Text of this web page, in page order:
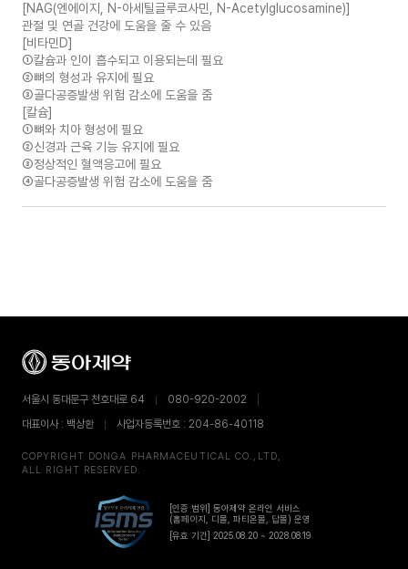
[NAG(엔에이지, N-아세틸글루코사민, N-Acetylglucosamine)]
관절 및 연골 건강에 도움을 줄 수 있음
[비타민D]
①칼슘과 인이 흡수되고 이용되는데 필요
②뼈의 형성과 유지에 필요
③골다공증발생 위험 감소에 도움을 줌
[칼슘]
①뼈와 치아 형성에 필요
②신경과 근육 기능 유지에 필요
③정상적인 혈액응고에 필요
④골다공증발생 위험 감소에 도움을 줌
서울시 동대문구 천호대로 64
080-920-2002
대표이사 : 백상환
사업자등록번호 : 204-86-40118
COPYRIGHT DONGA PHARMACEUTICAL CO.,LTD,
ALL RIGHT RESERVED.
[인증 범위] 동아제약 온라인 서비스
(홈페이지, 디몰, 파티온몰, 답몰) 운영
[유효 기간] 2025.08.20 ~ 2028.08.19